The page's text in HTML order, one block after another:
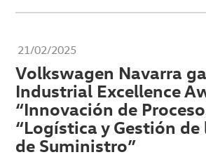
21/02/2025
Volkswagen Navarra
Industrial Excellence
“Innovación de
“Logística y Gestión de
de Suministro”